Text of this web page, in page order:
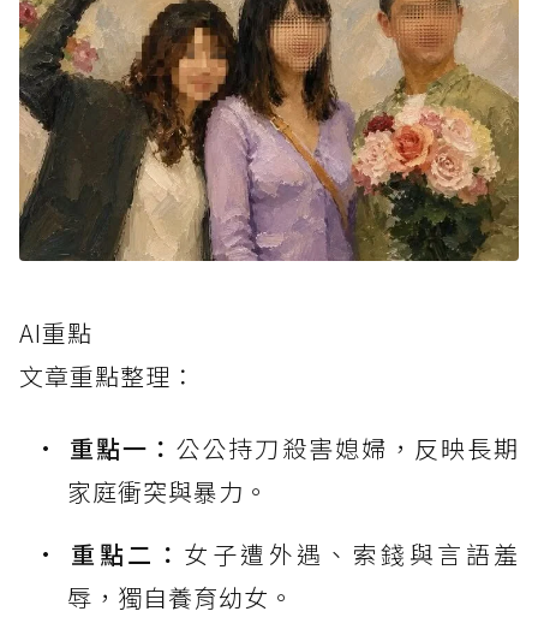
AI重點
文章重點整理：
重點一： 公公持刀殺害媳婦，反映長期
家庭衝突與暴力。
重點二： 女子遭外遇、索錢與言語羞
辱，獨自養育幼女。